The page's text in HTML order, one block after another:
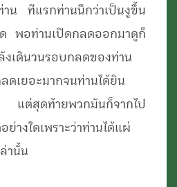
าน ทีแรกท่านนึกว่าเป็นงูขึ้น
พอท่านเปิดกลดออกมาดูก็
เดินวนรอบกลดของท่าน
ดเยอะมากจนท่านได้ยิน
แต่สุดท้ายพวกมันก็จากไป
างใดเพราะว่าท่านได้แผ่
านั้น